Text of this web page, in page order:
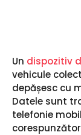
Un dispozitiv
vehicule
depășesc cu
Datele sunt
telefonie